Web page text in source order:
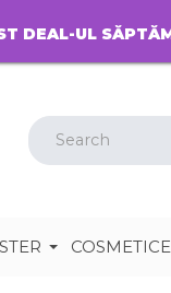
DEAL-UL
COSMETICE